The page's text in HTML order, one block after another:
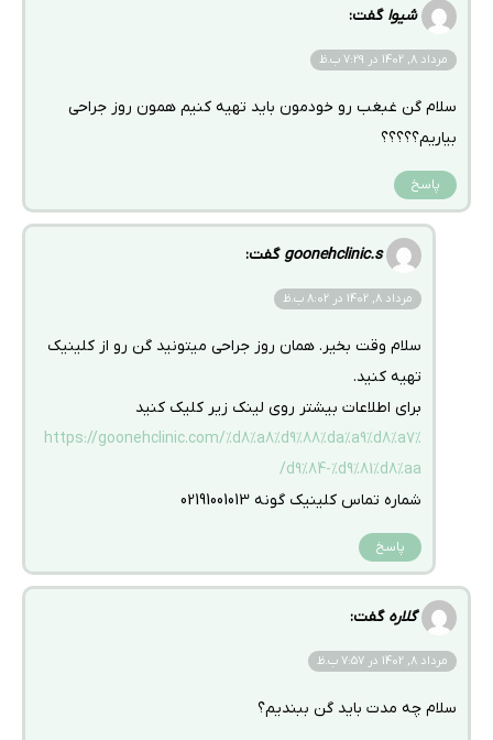
شیوا گفت:
مرداد 8, 1402 در 7:29 ب.ظ
سلام گن غبغب رو خودمون باید تهیه کنیم همون روز جراحی
بیاریم؟؟؟؟؟
پاسخ
goonehclinic.s گفت:
مرداد 8, 1402 در 8:02 ب.ظ
سلام وقت بخیر. همان روز جراحی میتونید گن رو از کلینیک
تهیه کنید.
برای اطلاعات بیشتر روی لینک زیر کلیک کنید
https://goonehclinic.com/%d8%a8%d9%88%da%a9%d8%a7%
d9%84-%d9%81%d8%aa/
شماره تماس کلینیک گونه 02191001013
پاسخ
گلاره گفت:
مرداد 8, 1402 در 7:57 ب.ظ
سلام چه مدت باید گن ببندیم؟